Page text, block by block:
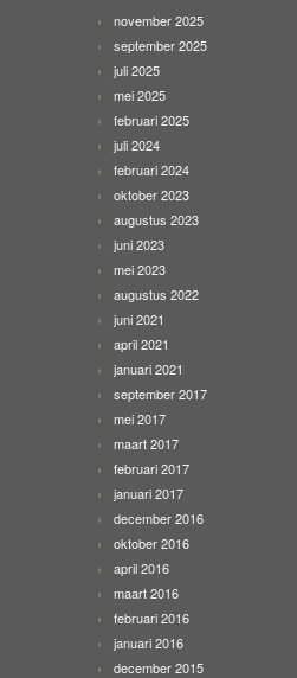
november 2025
september 2025
juli 2025
mei 2025
februari 2025
juli 2024
februari 2024
oktober 2023
augustus 2023
juni 2023
mei 2023
augustus 2022
juni 2021
april 2021
januari 2021
september 2017
mei 2017
maart 2017
februari 2017
januari 2017
december 2016
oktober 2016
april 2016
maart 2016
februari 2016
januari 2016
december 2015